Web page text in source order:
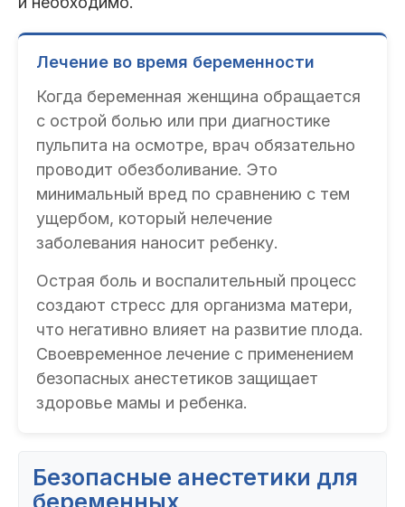
Лечение во время беременности
Когда беременная женщина обращается
с острой болью или при диагностике
пульпита на осмотре, врач обязательно
проводит обезболивание. Это
минимальный вред по сравнению с тем
ущербом, который нелечение
заболевания наносит ребенку.
Острая боль и воспалительный процесс
создают стресс для организма матери,
что негативно влияет на развитие плода.
Своевременное лечение с применением
безопасных анестетиков защищает
здоровье мамы и ребенка.
Безопасные анестетики для
беременных